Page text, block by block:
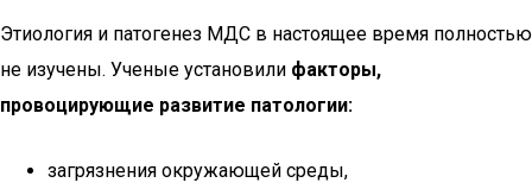
Этиология и патогенез МДС в настоящее время полностью
не изучены. Ученые установили факторы,
провоцирующие развитие патологии:
загрязнения окружающей среды,